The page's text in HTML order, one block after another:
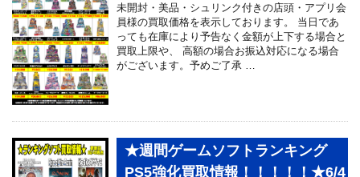
未開封・美品・シュリンク付きの店頭・アプリ会
員様の買取価格を表示しております。 当日であ
っても在庫により予告なく金額が上下する場合と
買取上限や、 高額の場合お振込対応になる場合
がございます。予めご了承 …
★週間ゲームソフトランキング
PS5強化買取情報！！！！！★6/4